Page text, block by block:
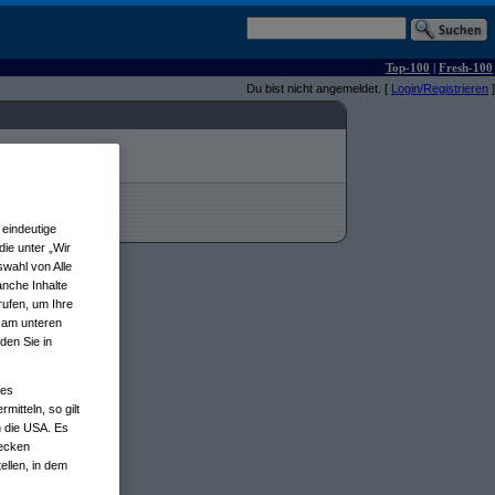
Top-100 | Fresh-100
Du bist nicht angemeldet. [ Login/Registrieren ]
unter „Wir
von Alle
Inhalte
um Ihre
unteren
Sie in
so gilt
die USA. Es
in dem